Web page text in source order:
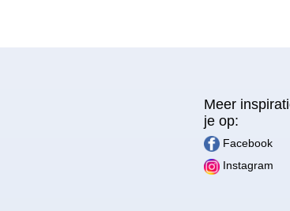
Meer
je op:
Facebook
Instagram